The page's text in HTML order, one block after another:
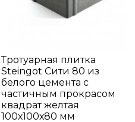
Тротуарная плитка
Steingot Сити 80 из
белого цемента с
частичным прокрасом
квадрат желтая
100х100х80 мм